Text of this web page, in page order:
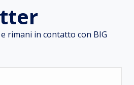
rimani in contatto con BIG